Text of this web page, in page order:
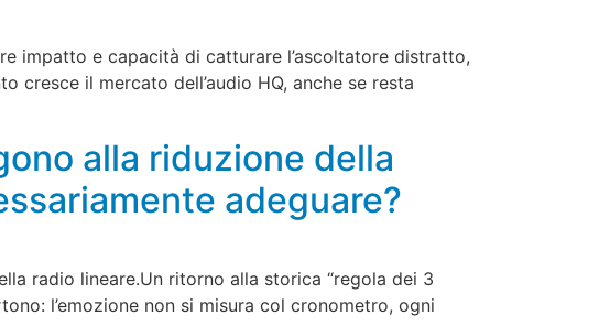
impatto e capacità di catturare l’ascoltatore distratto,
cresce il mercato dell’audio HQ, anche se resta
alla riduzione della
adeguare?
radio lineare.Un ritorno alla storica “regola dei 3
l’emozione non si misura col cronometro, ogni